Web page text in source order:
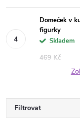
Domeček v
figurky
Skladem
469 Kč
Filtrovat